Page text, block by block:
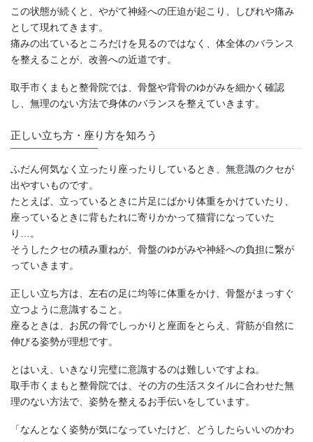
この状態が続くと、やがて神経への圧迫が起こり、しびれや痛み
として現れてきます。
痛みの出ているところだけを見るのではなく、体全体のバランス
を整えることが、改善への近道です。
取手市くまもと整骨院では、骨盤や背骨のゆがみを細かく確認
し、無理のない方法で身体のバランスを整えていきます。
正しい立ち方・座り方を知ろう
ふだん何気なく立ったり座ったりしているとき、無意識のクセが
出やすいものです。
たとえば、立っているときに片足にばかり体重をかけていたり、
座っているときに背もたれに寄りかかって猫背になっていた
り…。
そうしたクセの積み重ねが、骨盤のゆがみや神経への負担に繋が
っていきます。
正しい立ち方は、左右の足に均等に体重をかけ、骨盤がまっすぐ
立つように意識すること。
座るときは、お尻の骨でしっかりと座面をとらえ、背筋が自然に
伸びる姿勢が理想です。
とはいえ、いきなり完璧に意識するのは難しいですよね。
取手市くまもと整骨院では、その方の生活スタイルに合わせた無
理のない方法で、姿勢を整えるお手伝いをしています。
「なんとなく姿勢が気になっていたけど、どうしたらいいのかわ